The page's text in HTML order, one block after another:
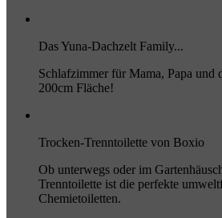
Das Yuna-Dachzelt Family...
Schlafzimmer für Mama, Papa
200cm Fläche!
Trocken-Trenntoilette von Boxio
Ob unterwegs oder im
Trenntoilette ist die perfekte
Chemietoiletten.